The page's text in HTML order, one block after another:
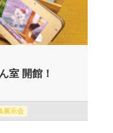
室 開館！
展示会